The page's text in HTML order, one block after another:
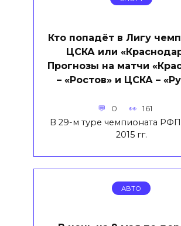
Кто попадёт в Лигу
ЦСКА или
Прогнозы на матчи
– «Ростов» и ЦСКА –
0 161
В 29-м туре чемпионата
2015 гг.
АВТО